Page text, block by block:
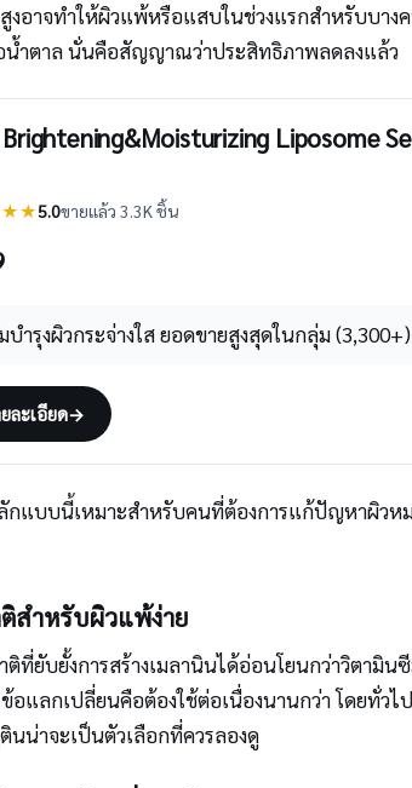
งอาจทำให้ผิวแพ้หรือแสบในช่วงแรกสำหรับบา
น้ำตาล นั่นคือสัญญาณว่าประสิทธิภาพลดลงแล้ว
Liposome
5.0ขายแล้ว 3.3K ชิ้น
บำรุงผิวกระจ่างใส ยอดขายสูงสุดในกลุ่ม
ละเอียด→
แบบนี้เหมาะสำหรับคนที่ต้องการแก้ปัญหาผิวห
สำหรับผิวแพ้ง่าย
ที่ยับยั้งการสร้างเมลานินได้อ่อนโยนกว่าวิตามิ
อแลกเปลี่ยนคือต้องใช้ต่อเนื่องนานกว่า โดยทั่
น่าจะเป็นตัวเลือกที่ควรลองดู